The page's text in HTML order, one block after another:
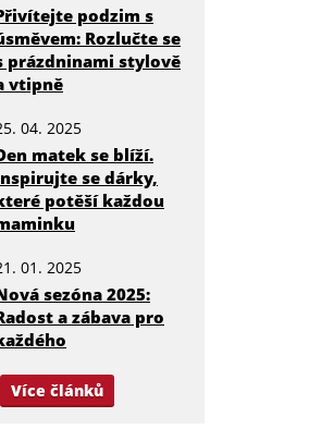
podzim s
Rozlučte se
prázdninami stylově
vtipně
04. 2025
matek se blíží.
se dárky,
potěší každou
01. 2025
sezóna 2025:
a zábava pro
Více článků